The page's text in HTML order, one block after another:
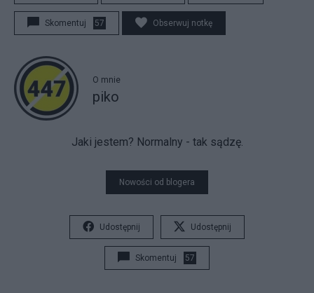
Skomentuj 57 Obserwuj notkę
O mnie
piko
Jaki jestem? Normalny - tak sądzę.
Nowości od blogera
Udostępnij Udostępnij
Skomentuj 57